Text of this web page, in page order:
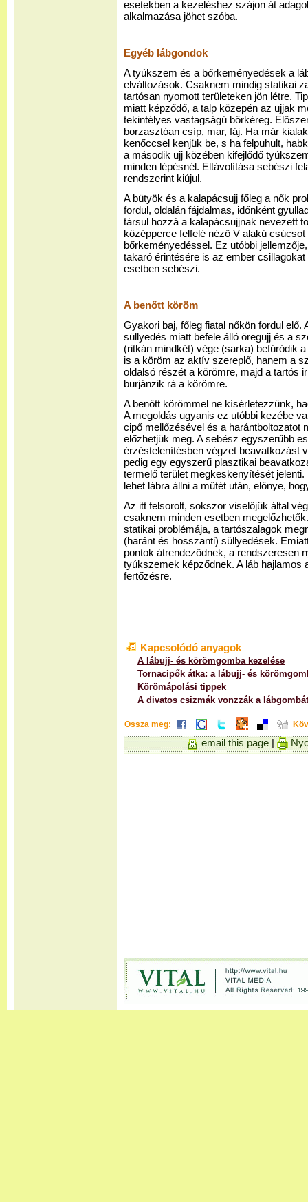
esetekben a kezeléshez szájon át
alkalmazása jöhet szóba.
Egyéb lábgondok
A tyúkszem és a bőrkeményedések a
elváltozások. Csaknem mindig statikai
tartósan nyomott területeken jön létre.
miatt képződő, a talp közepén az ujjak
tekintélyes vastagságú bőrkéreg.
borzasztóan csíp, mar, fáj. Ha már
kenőccsel kenjük be, s ha felpuhult,
a második ujj közében kifejlődő
minden lépésnél. Eltávolítása sebészi
rendszerint kiújul.
A bütyök és a kalapácsujj főleg a nők
fordul, oldalán fájdalmas, időnként
társul hozzá a kalapácsujjnak nevezett
középperce felfelé néző V alakú
bőrkeményedéssel. Ez utóbbi
takaró érintésére is az ember
esetben sebészi.
A benőtt köröm
Gyakori baj, főleg fiatal nőkön fordul elő.
süllyedés miatt befele álló öregujj és a
(ritkán mindkét) vége (sarka) befúródik
is a köröm az aktív szereplő, hanem a
oldalsó részét a körömre, majd a tartós
burjánzik rá a körömre.
A benőtt körömmel ne kísérletezzünk,
A megoldás ugyanis ez utóbbi kezébe
cipő mellőzésével és a harántboltozatot
előzhetjük meg. A sebész egyszerűbb
érzéstelenítésben végzet beavatkozást
pedig egy egyszerű plasztikai
termelő terület megkeskenyítését
lehet lábra állni a műtét után, előnye,
Az itt felsorolt, sokszor viselőjük által
csaknem minden esetben
statikai problémája, a tartószalagok
(haránt és hosszanti) süllyedések.
pontok átrendeződnek, a rendszeresen
tyúkszemek képződnek. A láb hajlamos
fertőzésre.
Kapcsolódó anyagok
A lábujj- és körömgomba kezelése
Tornacipők átka: a lábujj- és
Körömápolási tippek
A divatos csizmák vonzzák a lábgombát
Ossza meg:
email this page